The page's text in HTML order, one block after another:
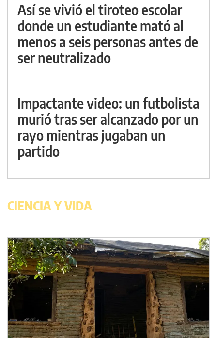
Así se vivió el tiroteo escolar
donde un estudiante mató al
menos a seis personas antes de
ser neutralizado
Impactante video: un futbolista
murió tras ser alcanzado por un
rayo mientras jugaban un
partido
CIENCIA Y VIDA